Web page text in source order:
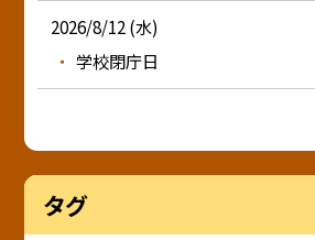
2026/8/12 (水)
学校閉庁日
タグ